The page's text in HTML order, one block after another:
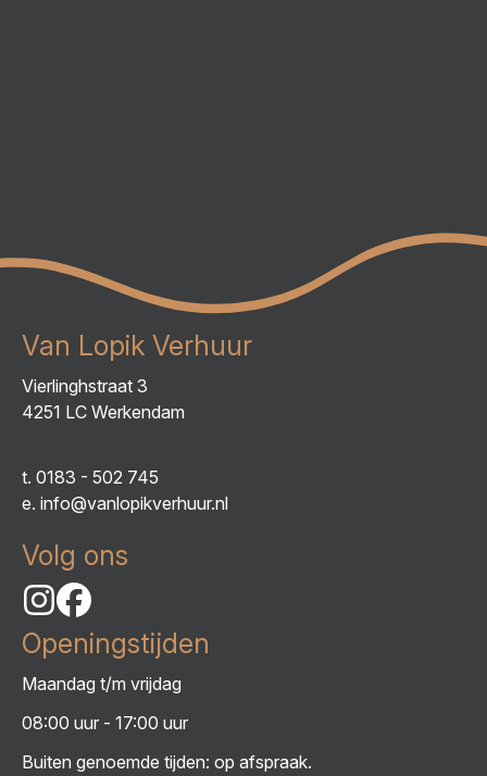
Van Lopik Verhuur
Vierlinghstraat 3
4251 LC Werkendam
t. 0183 - 502 745
e. info@vanlopikverhuur.nl
Volg ons
Openingstijden
Maandag t/m vrijdag
08:00 uur - 17:00 uur
Buiten genoemde tijden: op afspraak.